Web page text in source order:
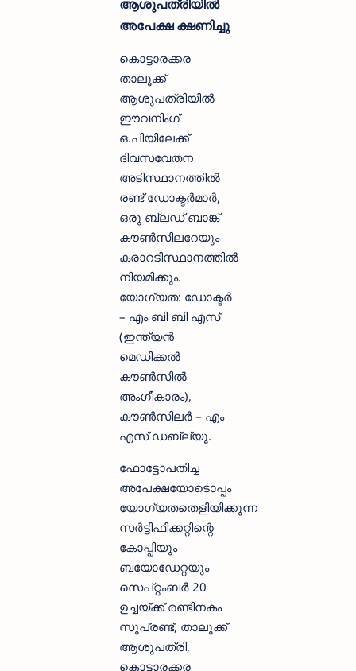
ആശുപത്രിയില്‍
അപേക്ഷ ക്ഷണിച്ചു
കൊട്ടാരക്കര
താലൂക്ക്
ആശുപത്രിയില്‍
ഈവനിംഗ്
ഒ.പിയിലേക്ക്
ദിവസവേതന
അടിസ്ഥാനത്തില്‍
രണ്ട് ഡോക്ടര്‍മാര്‍,
ഒരു ബ്ലഡ് ബാങ്ക്
കൗണ്‍സിലറേയും
കരാറടിസ്ഥാനത്തില്‍
നിയമിക്കും.
യോഗ്യത: ഡോക്ടര്‍
– എം ബി ബി എസ്
(ഇന്ത്യന്‍
മെഡിക്കല്‍
കൗണ്‍സില്‍
അംഗീകാരം),
കൗണ്‍സിലര്‍ – എം
എസ് ഡബ്ല്യൂ.
ഫോട്ടോപതിച്ച
അപേക്ഷയോടൊപ്പം
യോഗ്യതതെളിയിക്കുന്ന
സര്‍ട്ടിഫിക്കറ്റിന്റെ
കോപ്പിയും
ബയോഡേറ്റയും
സെപ്റ്റംബര്‍ 20
ഉച്ചയ്ക്ക് രണ്ടിനകം
സൂപ്രണ്ട്, താലൂക്ക്
ആശുപത്രി,
കൊട്ടാരക്കര